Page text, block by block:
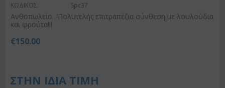
ΚΩΔΙΚΟΣ: Spc37
Ανθοπωλείο . Πολυτελής επιτραπέζια σύνθεση με λουλούδια
και φρούτα!!!
€150.00
ΣΤΗΝ ΙΔΙΑ ΤΙΜΗ